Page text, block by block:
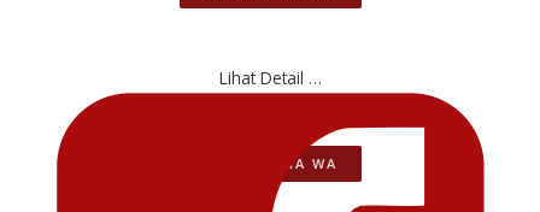
Lihat Detail …
PESAN VIA WA